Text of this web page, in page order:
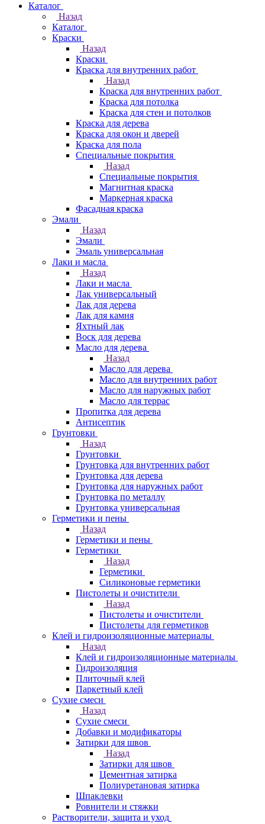
Каталог
Назад
Каталог
Краски
Назад
Краски
Краска для внутренних работ
Назад
Краска для внутренних работ
Краска для потолка
Краска для стен и потолков
Краска для дерева
Краска для окон и дверей
Краска для пола
Специальные покрытия
Назад
Специальные покрытия
Магнитная краска
Маркерная краска
Фасадная краска
Эмали
Назад
Эмали
Эмаль универсальная
Лаки и масла
Назад
Лаки и масла
Лак универсальный
Лак для дерева
Лак для камня
Яхтный лак
Воск для дерева
Масло для дерева
Назад
Масло для дерева
Масло для внутренних работ
Масло для наружных работ
Масло для террас
Пропитка для дерева
Антисептик
Грунтовки
Назад
Грунтовки
Грунтовка для внутренних работ
Грунтовка для дерева
Грунтовка для наружных работ
Грунтовка по металлу
Грунтовка универсальная
Герметики и пены
Назад
Герметики и пены
Герметики
Назад
Герметики
Силиконовые герметики
Пистолеты и очистители
Назад
Пистолеты и очистители
Пистолеты для герметиков
Клей и гидроизоляционные материалы
Назад
Клей и гидроизоляционные материалы
Гидроизоляция
Плиточный клей
Паркетный клей
Сухие смеси
Назад
Сухие смеси
Добавки и модификаторы
Затирки для швов
Назад
Затирки для швов
Цементная затирка
Полиуретановая затирка
Шпаклевки
Ровнители и стяжки
Растворители, защита и уход